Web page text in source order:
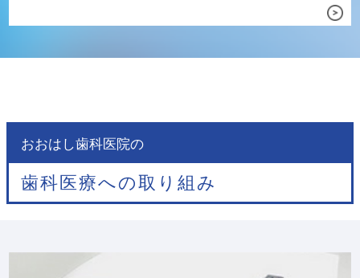
おおはし歯科医院の
歯科医療への取り組み